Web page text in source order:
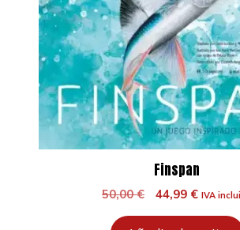
Finspan
50,00€
El
original
44,99 €El
actual
IVA